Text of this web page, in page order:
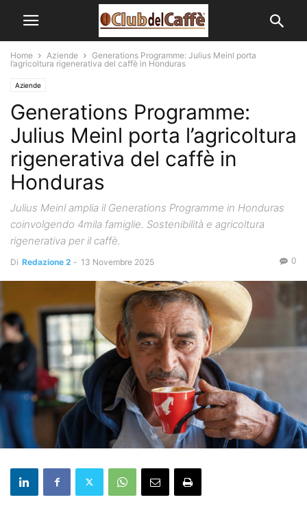
Home Aziende
Generations Programme: Julius Meinl porta
l’agricoltura rigenerativa del caffè in Honduras
Aziende
Generations Programme:
Julius Meinl porta l’agricoltura
rigenerativa del caffè in
Honduras
Julius Meinl amplia il Generations Programme in Honduras
coinvolgendo 4mila famiglie. Sostenibilità e agricoltura
rigenerativa per il caffè.
Di Redazione 2 - 13 Novembre 2025 0